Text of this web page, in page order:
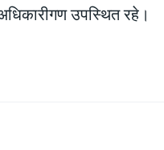
उपस्थित रहे।